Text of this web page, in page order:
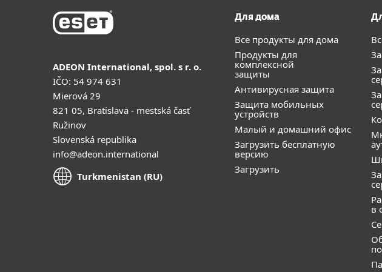
ADEON International, spol. s r. o.
IČO: 54 974 631
Mierová 29
821 05, Bratislava - mestská časť
Ružinov
Slovenská republika
info@adeon.international
Turkmenistan (RU)
Для дома
Все продукты для дома
Продукты для
комплексной
защиты
Антивирусная защита
Защита мобильных
устройств
Малый и домашний офис
Загрузить бесплатную
версию
Загрузить
в